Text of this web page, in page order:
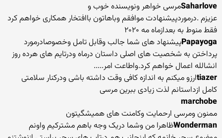
Saharloveمرسی خواهر ونویسنده خوب و
عزیزم .درموردپیشنهادت موافقم وباهاتون باافتخار همکاری خواهم کرد
فقط منوط به بعدازماه مه ۲۰۲۰
Papayogaپیشنهاد های شما جالب وقابل تامل وخصوصادرمورد
پرداختن به شخصیت های اصلی داستان درماه ودرتایم های هرده روز
انشالله اعمال خواهم کرد.واطاعت امر.....
tiazerارزو میکنم به اندازه کافی وقت داشته باشی ودرکنار سلامتی
کامل ازداستانم لذت زیادی ببرین مرسی
marchobe
ممنون ومرسی ارحمایت وکامنت های همیشگیتون
Wondermanظاهرا من وشما دریک وجه باهم مشترکیم واونم